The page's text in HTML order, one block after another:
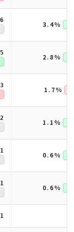
6
3.4%
5
2.8%
3
1.7%
2
1.1%
1
0.6%
1
0.6%
1